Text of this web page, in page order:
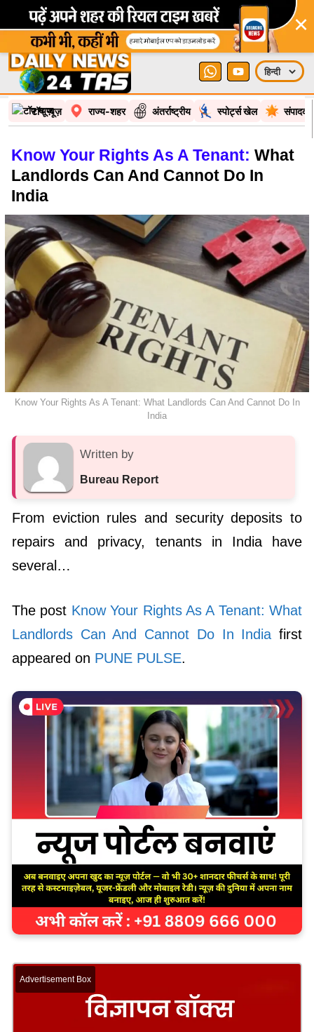
×
टॉप न्यूज़ राज्य-शहर अंतर्राष्ट्रीय स्पोर्ट्स खेल
Know Your Rights As A Tenant: What
Landlords Can And Cannot Do In
India
Know Your Rights As A Tenant: What Landlords Can And Cannot Do In
India
Written by
Bureau Report
From eviction rules and security deposits to
repairs and privacy, tenants in India have
several…
The post Know Your Rights As A Tenant: What
Landlords Can And Cannot Do In India first
appeared on PUNE PULSE.
Advertisement Box